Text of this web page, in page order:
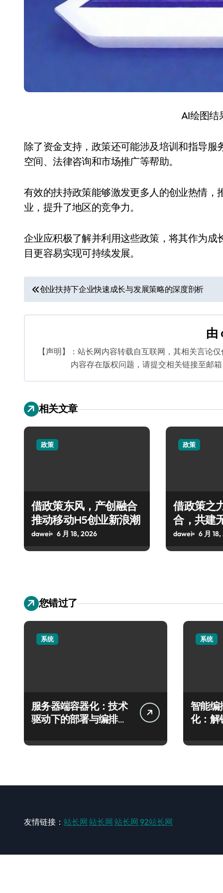
AI绘图结
除了资金支持，政策还可能涉及培训和指导
空间、法律咨询和市场推广等帮助。
有效的扶持政策能够激发更多人的创业热情
业，提升了地区的竞争力。
企业应积极了解并利用这些政策，将其作为
目更容易实现可持续发展。
文
章
创业扶持下企业快速成长与发展策略的深度剖析
由
【声明】：站长网内容转载自互联网，其相关言论
内容存在版权问题，请提交相关链接至邮
相关文章
政策
借政策东风，产创融合
推动移动H5创业新浪潮
dawei 6 月 18, 2026
政策
借政策之
合，共建
态
dawei 6 月
您错过了
系统
服务器端容器化：技术
驱动下的部署与编排效
系统
智能编
化：解
友情链接： 站长网 站长网 站长网 92站长网